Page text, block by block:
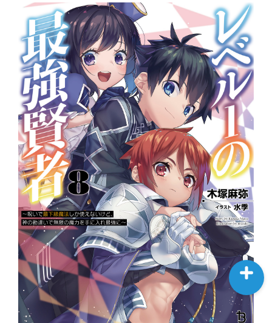
HOME
WORKS
EVENT